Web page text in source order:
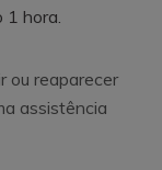
hora.
ou reaparecer
assistência